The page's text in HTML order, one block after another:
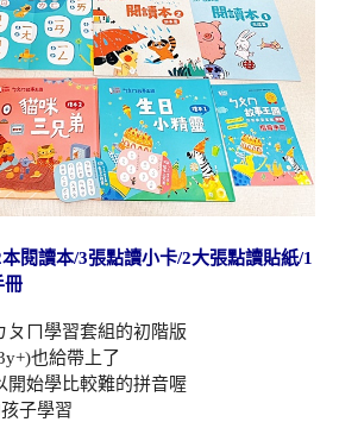
閱讀本/3張點讀小卡/2大張點讀貼紙/1
冊
ㄆㄇ學習套組的初階版
也給帶上了
開始學比較難的拼音喔
子學習